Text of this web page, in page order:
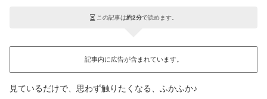
この記事は約2分で読めます。
記事内に広告が含まれています。
見ているだけで、思わず触りたくなる、ふかふか♪